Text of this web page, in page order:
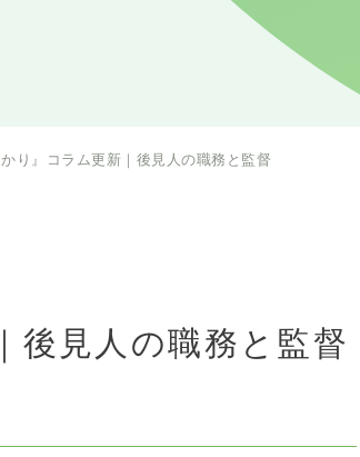
かり』コラム更新｜後見人の職務と監督
後見人の職務と監督